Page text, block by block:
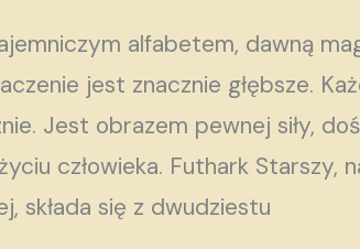
alfabetem, dawną
jest znacznie głębsze.
Jest obrazem pewnej siły,
człowieka. Futhark
składa się z dwudziestu